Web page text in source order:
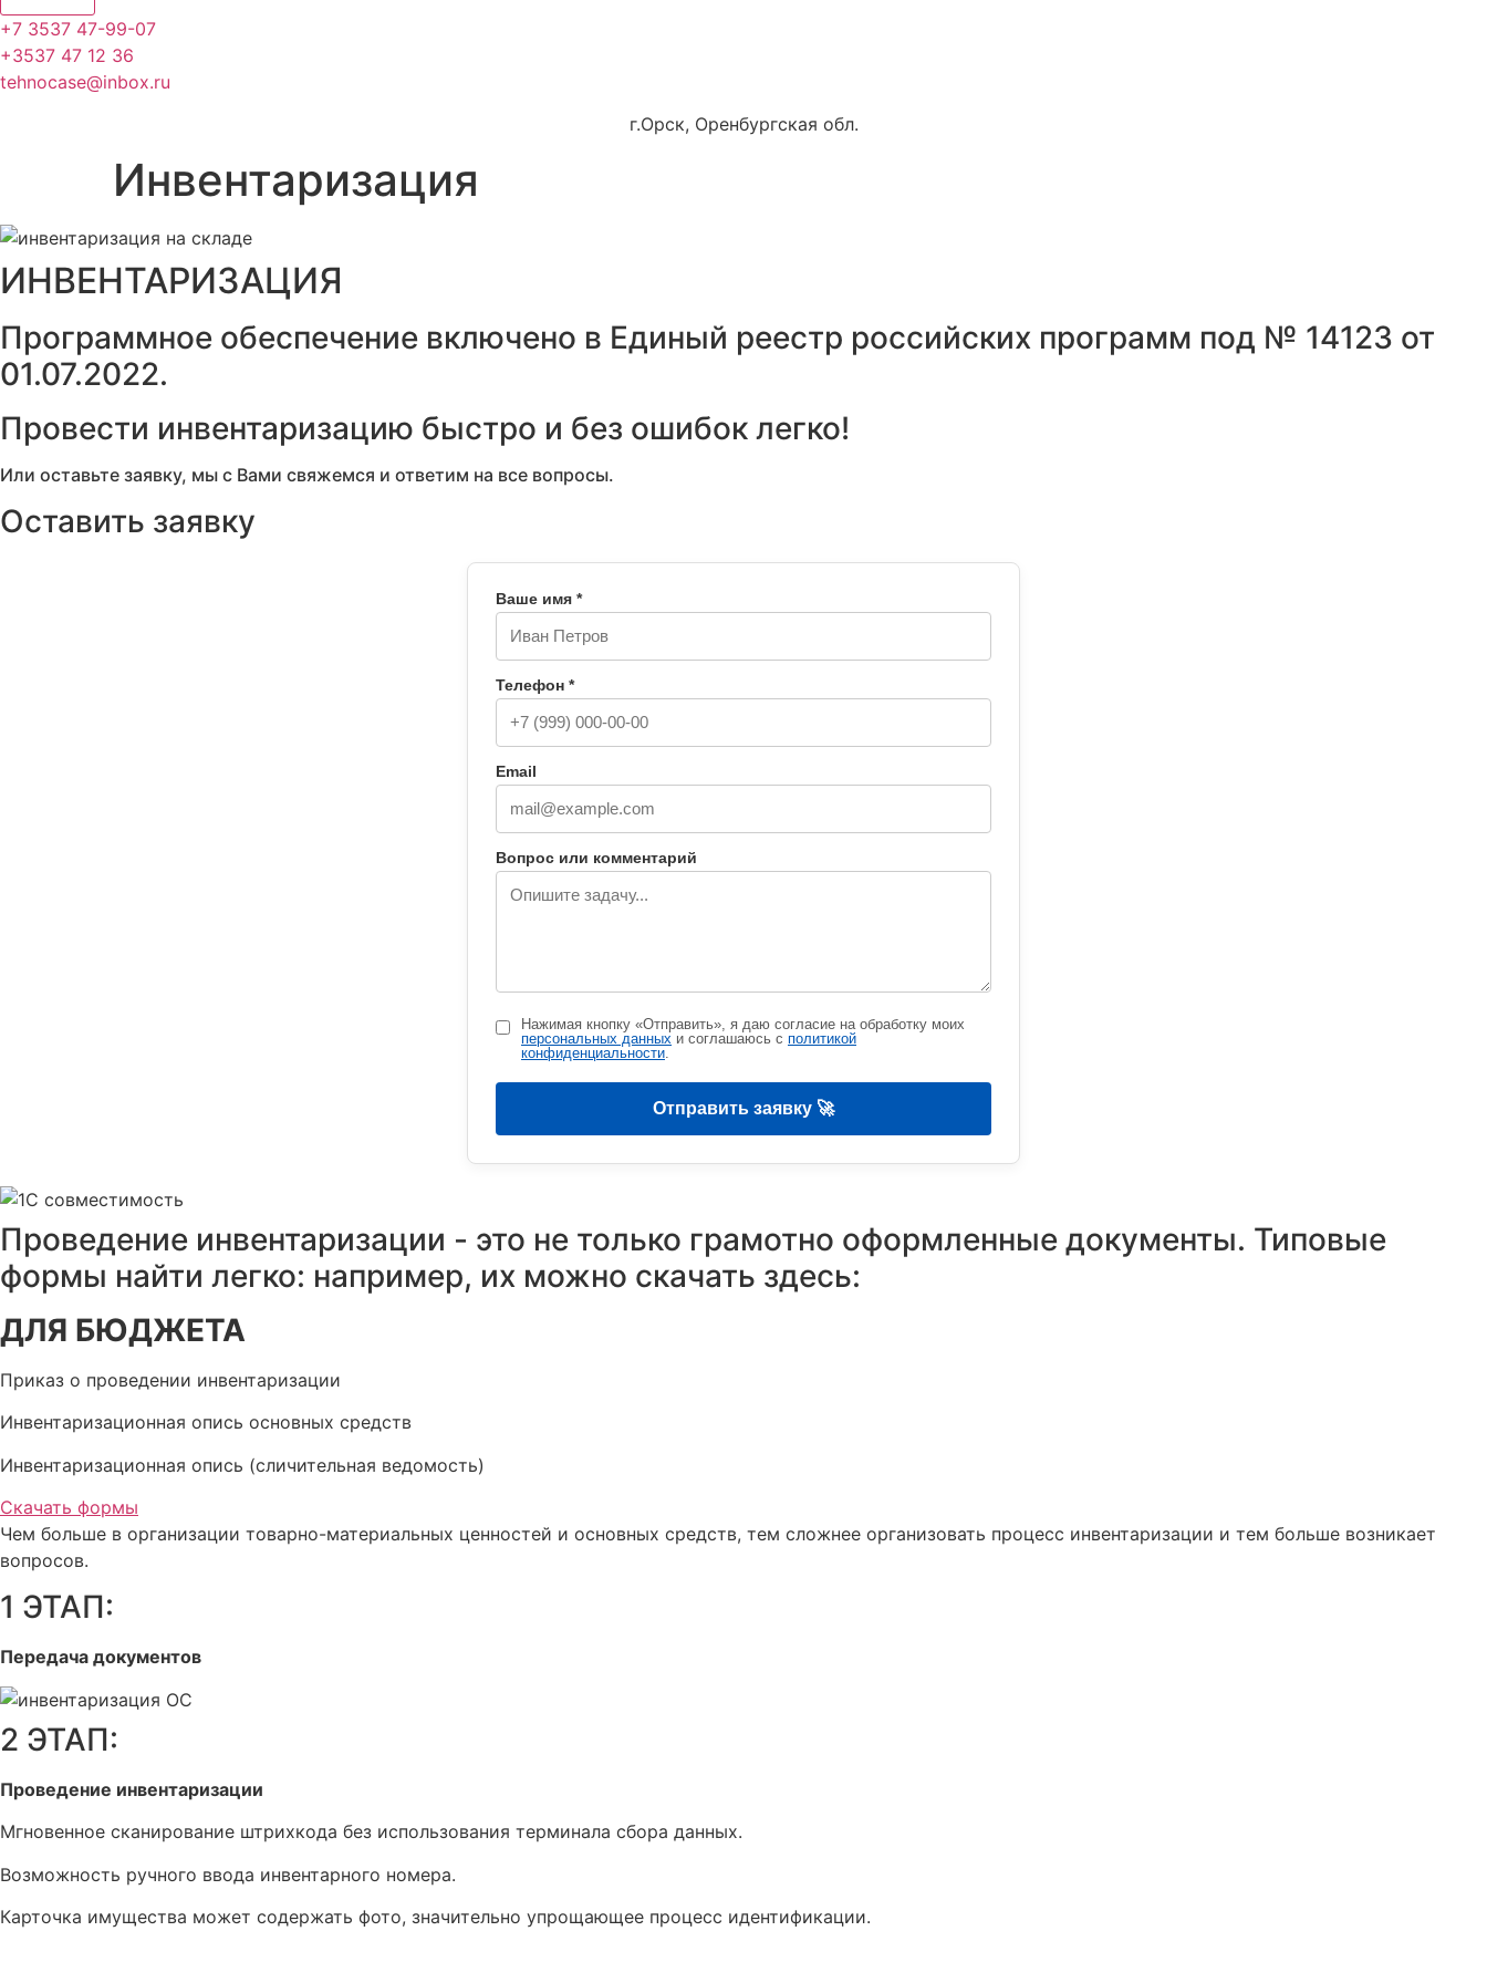
+7 3537 47-99-07
+3537 47 12 36
tehnocase@inbox.ru
г.Орск, Оренбургская обл.
Инвентаризация
ИНВЕНТАРИЗАЦИЯ
Программное обеспечение включено в Единый реестр российских программ под № 14123 от
01.07.2022.
Провести инвентаризацию быстро и без ошибок легко!
Или оставьте заявку, мы с Вами свяжемся и ответим на все вопросы.
Оставить заявку
Ваше имя *
Телефон *
Email
Вопрос или комментарий
Нажимая кнопку «Отправить», я даю согласие на обработку моих
персональных данных и соглашаюсь с политикой
конфиденциальности
Отправить заявку 🚀
Проведение инвентаризации - это не только грамотно оформленные документы. Типовые
формы найти легко: например, их можно скачать здесь:
ДЛЯ БЮДЖЕТА
Приказ о проведении инвентаризации
Инвентаризационная опись основных средств
Инвентаризационная опись (сличительная ведомость)
Скачать формы
Чем больше в организации товарно-материальных ценностей и основных средств, тем сложнее организовать процесс инвентаризации и тем больше возникает
вопросов.
1 ЭТАП:
Передача документов
2 ЭТАП:
Проведение инвентаризации
Мгновенное сканирование штрихкода без использования терминала сбора данных.
Возможность ручного ввода инвентарного номера.
Карточка имущества может содержать фото, значительно упрощающее процесс идентификации.